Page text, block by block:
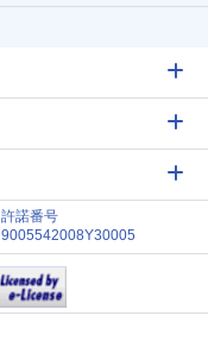
許諾番号
9005542008Y30005